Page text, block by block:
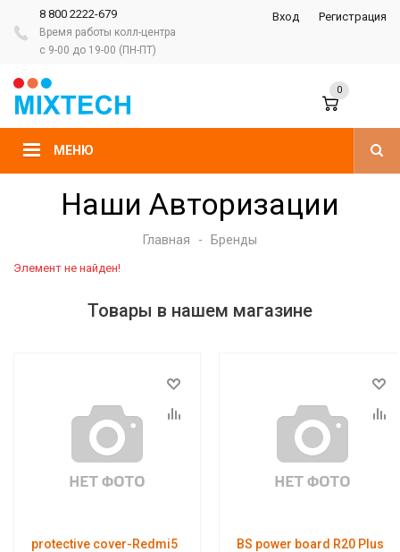
8 800 2222-679
Время работы колл-центра
с 9-00 до 19-00 (ПН-ПТ)
Вход Регистрация
МЕНЮ
0
Наши Авторизации
Главная - Бренды
Элемент не найден!
Товары в нашем магазине
protective cover-Redmi5
BS power board R20 Plus